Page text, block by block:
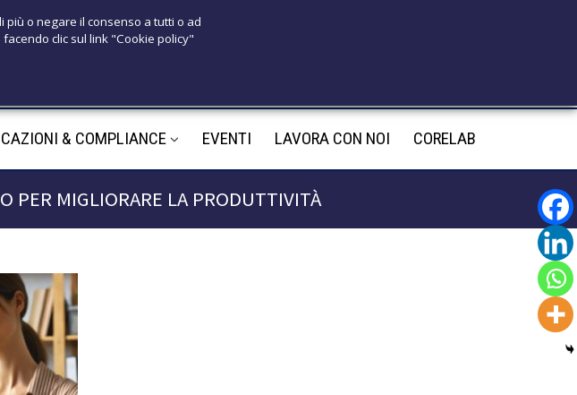
& COMPLIANCE EVENTI LAVORA CON NOI CORELAB
PER MIGLIORARE LA PRODUTTIVITÀ
o negare il consenso a tutti o ad
clic sul link "Cookie policy"